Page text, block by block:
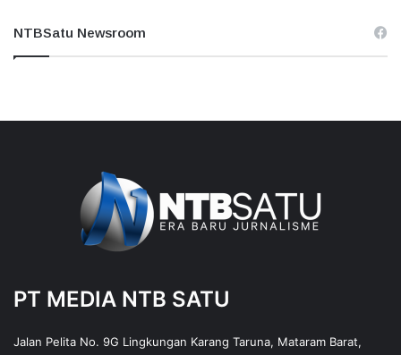
NTBSatu Newsroom
PT MEDIA NTB SATU
Jalan Pelita No. 9G Lingkungan Karang Taruna, Mataram Barat,